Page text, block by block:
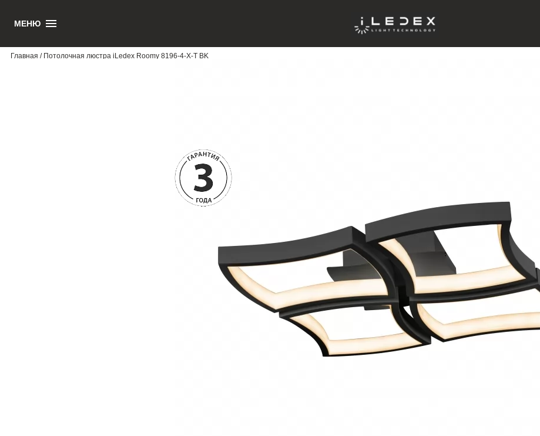
МЕНЮ
Главная / Потолочная люстра iLedex Roomy 8196-4-X-T BK